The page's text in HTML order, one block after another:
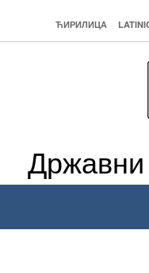
ЋИРИЛИЦА
Државни